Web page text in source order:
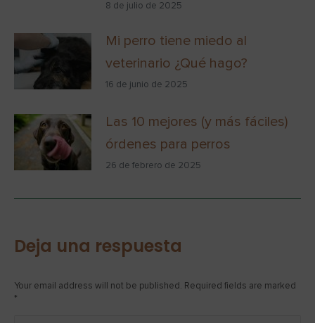
8 de julio de 2025
Mi perro tiene miedo al
veterinario ¿Qué hago?
16 de junio de 2025
Las 10 mejores (y más fáciles)
órdenes para perros
26 de febrero de 2025
Deja una respuesta
Your email address will not be published. Required fields are marked
*